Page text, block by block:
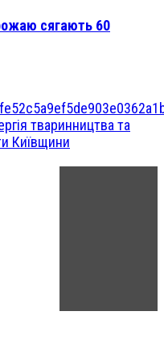
сягають 60
тваринництва та
Київщини